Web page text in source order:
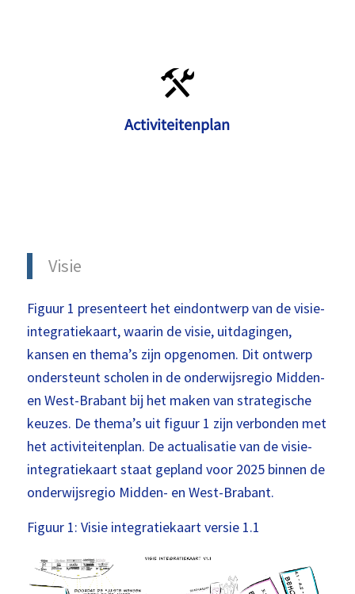
Activiteitenplan
Visie
Figuur 1 presenteert het eindontwerp van de visie-
integratiekaart, waarin de visie, uitdagingen,
kansen en thema’s zijn opgenomen. Dit ontwerp
ondersteunt scholen in de onderwijsregio Midden-
en West-Brabant bij het maken van strategische
keuzes. De thema’s uit figuur 1 zijn verbonden met
het activiteitenplan. De actualisatie van de visie-
integratiekaart staat gepland voor 2025 binnen de
onderwijsregio Midden- en West-Brabant.
Figuur 1: Visie integratiekaart versie 1.1